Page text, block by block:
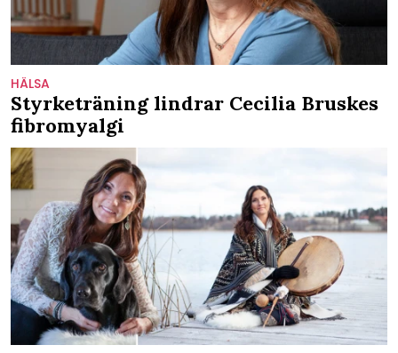
HÄLSA
Styrketräning lindrar Cecilia Bruskes
fibromyalgi